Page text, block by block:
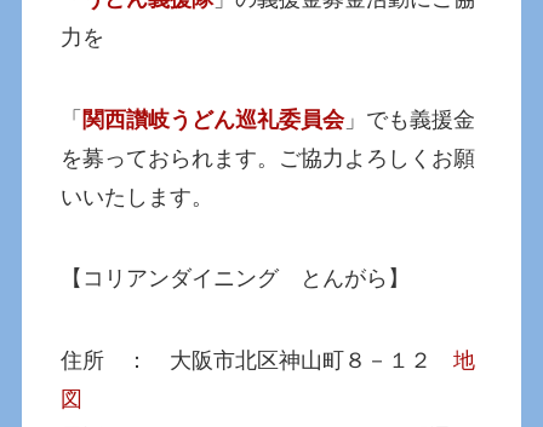
力を
「 関西讃岐うどん巡礼委員会」でも義援金
を募っておられます。ご協力よろしくお願
いいたします。
【コリアンダイニング とんがら】
住所 ： 大阪市北区神山町８－１２地
図